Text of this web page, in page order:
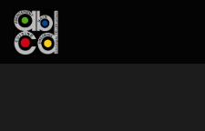
Panneau de gestion des cookies